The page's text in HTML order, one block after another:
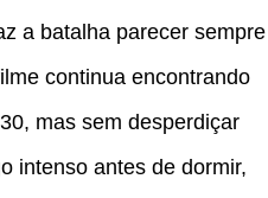
a batalha parecer sempre
continua encontrando
mas sem desperdiçar
intenso antes de dormir,